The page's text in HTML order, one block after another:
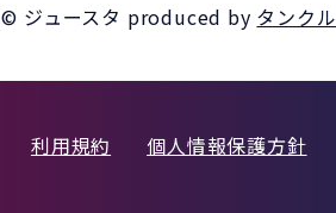
© ジュースタ produced by タンクル
利用規約 個人情報保護方針